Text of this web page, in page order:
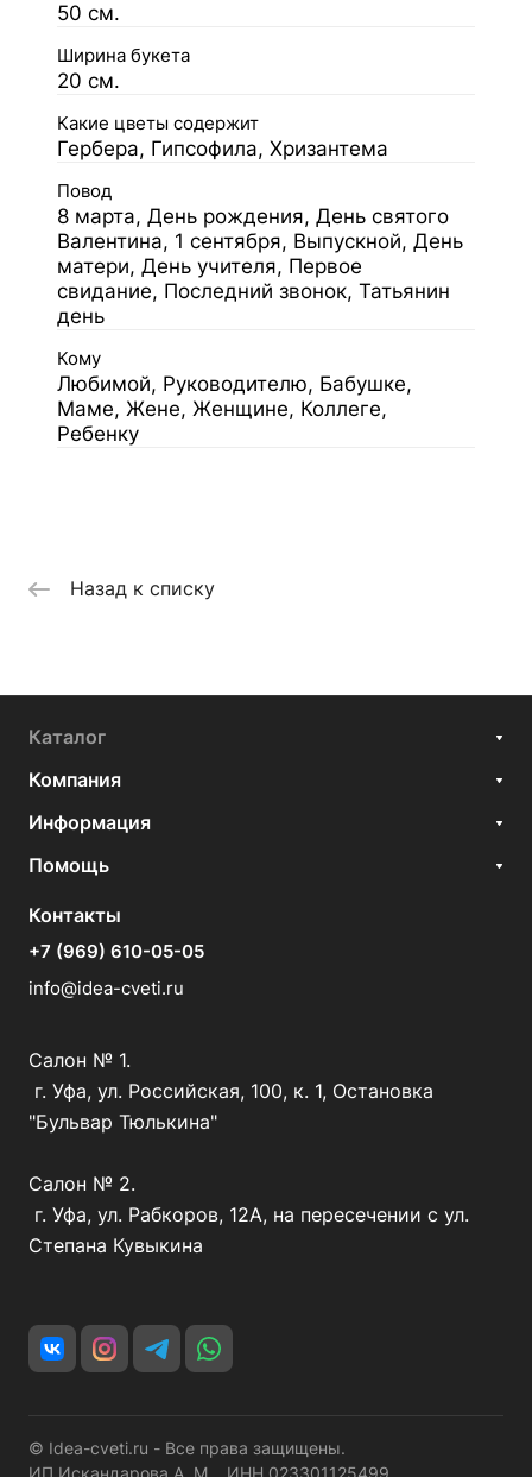
50 см.
Ширина букета
20 см.
Какие цветы содержит
Гербера, Гипсофила, Хризантема
Повод
8 марта, День рождения, День святого
Валентина, 1 сентября, Выпускной, День
матери, День учителя, Первое
свидание, Последний звонок, Татьянин
день
Кому
Любимой, Руководителю, Бабушке,
Маме, Жене, Женщине, Коллеге,
Ребенку
Назад к списку
Каталог
Компания
Информация
Помощь
Контакты
+7 (969) 610-05-05
info@idea-cveti.ru
Салон № 1.
г. Уфа, ул. Российская, 100, к. 1, Остановка
"Бульвар Тюлькина"
Салон № 2.
г. Уфа, ул. Рабкоров, 12А, на пересечении с ул.
Степана Кувыкина
© Idea-cveti.ru - Все права защищены.